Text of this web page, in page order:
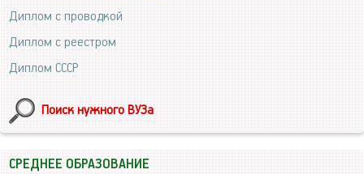
Диплом с проводкой
Диплом с реестром
Диплом СССР
Поиск нужного ВУЗа
СРЕДНЕЕ ОБРАЗОВАНИЕ